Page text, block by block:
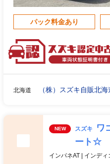
パック料金あり
北海道 （株）スズキ自販北
NEW スズキ
ワ
ート☆
インパネAT | インデ